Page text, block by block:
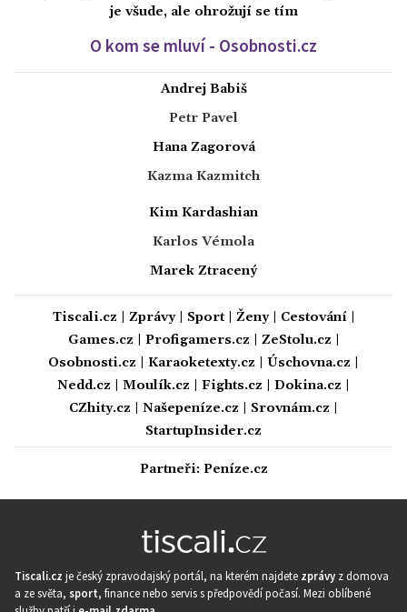
je všude, ale ohrožují se tím
O kom se mluví - Osobnosti.cz
Andrej Babiš
Petr Pavel
Hana Zagorová
Kazma Kazmitch
Kim Kardashian
Karlos Vémola
Marek Ztracený
Tiscali.cz Zprávy| Sport| Ženy| Cestování|
Games.cz
Profigamers.cz ZeStolu.cz
Osobnosti.cz
Karaoketexty.cz Úschovna.cz
Nedd.cz
Moulík.cz Fights.cz Dokina.cz
CZhity.cz
Našepeníze.cz Srovnám.cz
StartupInsider.cz
Partneři: Peníze.cz
Tiscali.cz je český zpravodajský portál, na kterém najdete zprávy z domova
a ze světa, sport, finance nebo servis s předpovědí počasí. Mezi oblíbené